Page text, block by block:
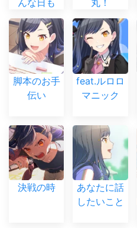
んな日も
丸！
脚本のお手
伝い
feat.ルロロ
マニック
決戦の時
あなたに話
したいこと